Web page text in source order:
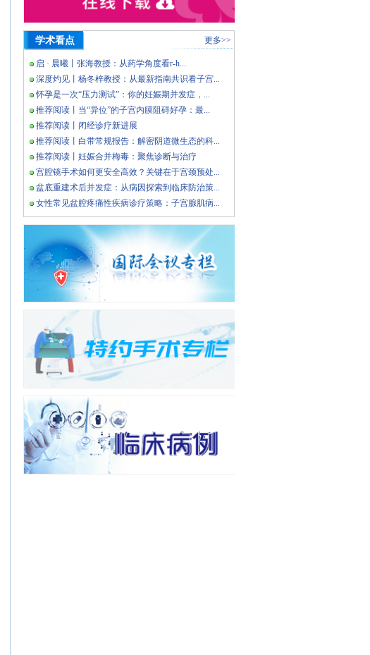
学术看点 更多>>
启 · 晨曦丨张海教授：从药学角度看r-h...
深度灼见丨杨冬梓教授：从最新指南共识看子宫...
怀孕是一次“压力测试”：你的妊娠期并发症，...
推荐阅读丨当“异位”的子宫内膜阻碍好孕：最...
推荐阅读丨闭经诊疗新进展
推荐阅读丨白带常规报告：解密阴道微生态的科...
推荐阅读丨妊娠合并梅毒：聚焦诊断与治疗
宫腔镜手术如何更安全高效？关键在于宫颈预处...
盆底重建术后并发症：从病因探索到临床防治策...
女性常见盆腔疼痛性疾病诊疗策略：子宫腺肌病...